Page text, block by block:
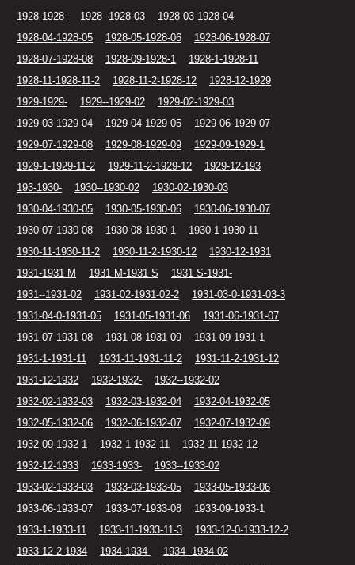
1928-1928-
1928--1928-03
1928-03-1928-04
1928-04-1928-05
1928-05-1928-06
1928-06-1928-07
1928-07-1928-08
1928-09-1928-1
1928-1-1928-11
1928-11-1928-11-2
1928-11-2-1928-12
1928-12-1929
1929-1929-
1929--1929-02
1929-02-1929-03
1929-03-1929-04
1929-04-1929-05
1929-06-1929-07
1929-07-1929-08
1929-08-1929-09
1929-09-1929-1
1929-1-1929-11-2
1929-11-2-1929-12
1929-12-193
193-1930-
1930--1930-02
1930-02-1930-03
1930-04-1930-05
1930-05-1930-06
1930-06-1930-07
1930-07-1930-08
1930-08-1930-1
1930-1-1930-11
1930-11-1930-11-2
1930-11-2-1930-12
1930-12-1931
1931-1931 M
1931 M-1931 S
1931 S-1931-
1931--1931-02
1931-02-1931-02-2
1931-03-0-1931-03-3
1931-04-0-1931-05
1931-05-1931-06
1931-06-1931-07
1931-07-1931-08
1931-08-1931-09
1931-09-1931-1
1931-1-1931-11
1931-11-1931-11-2
1931-11-2-1931-12
1931-12-1932
1932-1932-
1932--1932-02
1932-02-1932-03
1932-03-1932-04
1932-04-1932-05
1932-05-1932-06
1932-06-1932-07
1932-07-1932-09
1932-09-1932-1
1932-1-1932-11
1932-11-1932-12
1932-12-1933
1933-1933-
1933--1933-02
1933-02-1933-03
1933-03-1933-05
1933-05-1933-06
1933-06-1933-07
1933-07-1933-08
1933-09-1933-1
1933-1-1933-11
1933-11-1933-11-3
1933-12-0-1933-12-2
1933-12-2-1934
1934-1934-
1934--1934-02